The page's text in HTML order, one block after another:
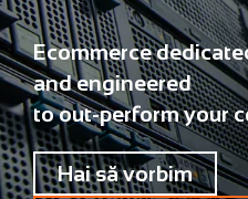
Ecommerce
and engineered
to out-perform your
Hai să vorbim